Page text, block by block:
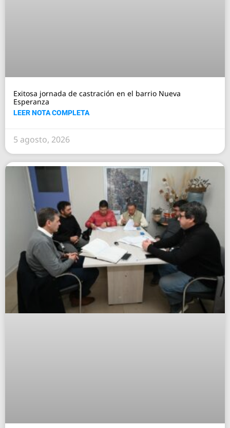
Exitosa jornada de castración en el barrio Nueva
Esperanza
LEER NOTA COMPLETA
5 agosto, 2026